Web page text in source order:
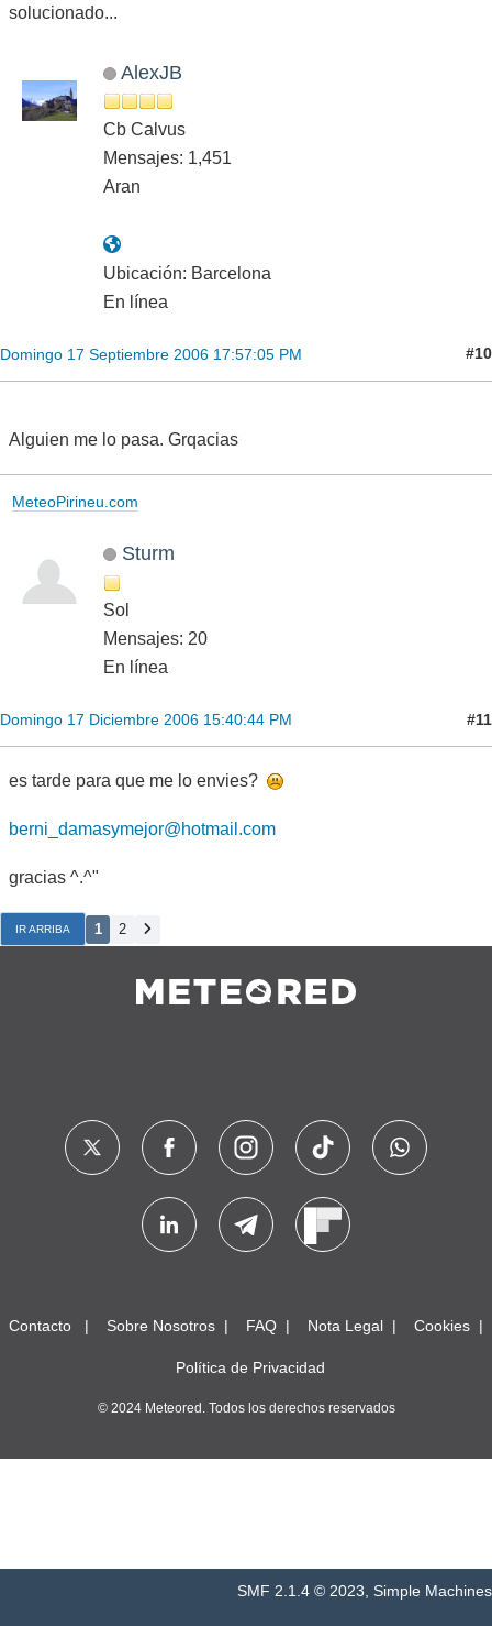
solucionado...
AlexJB
Cb Calvus
Mensajes: 1,451
Aran
Ubicación: Barcelona
En línea
Domingo 17 Septiembre 2006 17:57:05 PM #10
Alguien me lo pasa. Grqacias
MeteoPirineu.com
Sturm
Sol
Mensajes: 20
En línea
Domingo 17 Diciembre 2006 15:40:44 PM #11
es tarde para que me lo envies?
berni_damasymejor@hotmail.com
gracias ^.^"
IR ARRIBA 1 2
Contacto Sobre Nosotros FAQ Nota Legal Cookies
Política de Privacidad
© 2024 Meteored. Todos los derechos reservados
SMF 2.1.4 © 2023 Simple Machines